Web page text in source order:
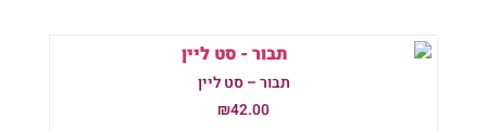
תבור – סט ליין
₪42.00